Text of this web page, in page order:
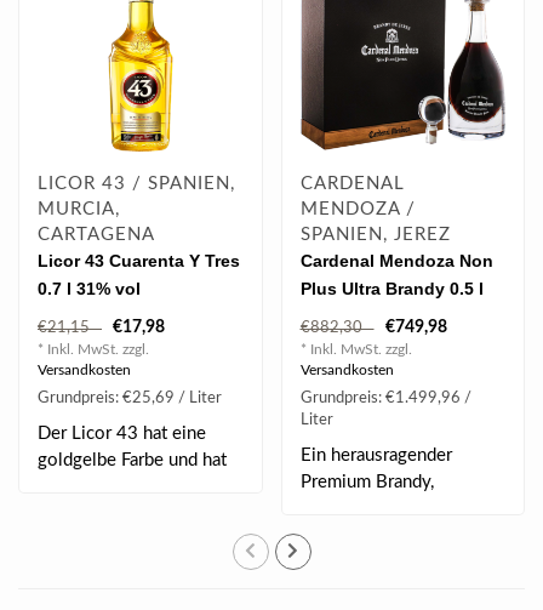
LICOR 43 / SPANIEN,
MURCIA,
CARTAGENA
Licor 43 Cuarenta Y Tres
0.7 l 31% vol
€21,15 €17,98
* Inkl. MwSt. zzgl.
Versandkosten
Grundpreis: €25,69 / Liter
Der Licor 43 hat eine
goldgelbe Farbe und hat
CARDENAL
MENDOZA /
SPANIEN, JEREZ
Cardenal Mendoza Non
Plus Ultra Brandy 0.5 l
45% vol
€882,30 €749,98
* Inkl. MwSt. zzgl.
Versandkosten
Grundpreis: €1.499,96 /
Liter
Ein herausragender
Premium Brandy,
Jah..